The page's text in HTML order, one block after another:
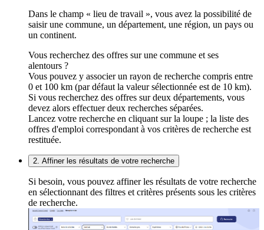
Dans le champ « lieu de travail », vous avez la possibilité de
saisir une commune, un département, une région, un pays ou
un continent.
Vous recherchez des offres sur une commune et ses
alentours ?
Vous pouvez y associer un rayon de recherche compris entre
0 et 100 km (par défaut la valeur sélectionnée est de 10 km).
Si vous recherchez des offres sur deux départements, vous
devez alors effectuer deux recherches séparées.
Lancez votre recherche en cliquant sur la loupe ; la liste des
offres d'emploi correspondant à vos critères de recherche est
restituée.
2. Affiner les résultats de votre recherche
Si besoin, vous pouvez affiner les résultats de votre recherche
en sélectionnant des filtres et critères présents sous les critères
de recherche.